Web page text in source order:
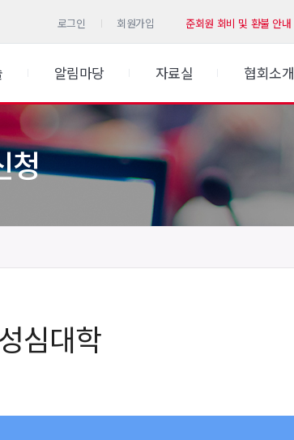
로그인 회원가입 준회원 회비 및 환불 안내
알림마당 자료실 협회소개
청
심대학